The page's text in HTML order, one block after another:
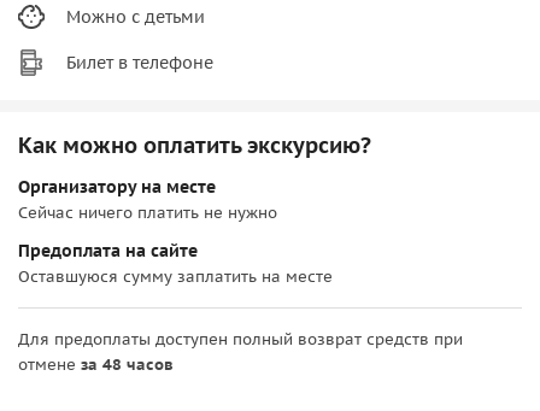
Можно с детьми
Билет в телефоне
Как можно оплатить экскурсию?
Организатору на месте
Сейчас ничего платить не нужно
Предоплата на сайте
Оставшуюся сумму заплатить на месте
Для предоплаты доступен полный возврат средств при
отмене за 48 часов